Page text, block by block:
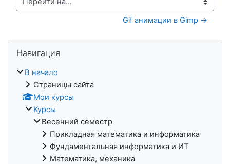
Перейти на...
Gif анимации в Gimp →
Навигация
В начало
Страницы сайта
Мои курсы
Курсы
Весенний семестр
Прикладная математика и информатика
Фундаментальная информатика и ИТ
Математика, механика